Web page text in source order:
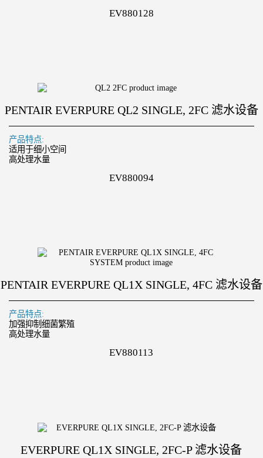
EV880128
PENTAIR EVERPURE QL2 SINGLE, 2FC 滤水设备
产品特点:
适用于细小空间
高处理水量
EV880094
PENTAIR EVERPURE QL1X SINGLE, 4FC 滤水设备
产品特点:
加强抑制细菌繁殖
高处理水量
EV880113
EVERPURE QL1X SINGLE, 2FC-P 滤水设备